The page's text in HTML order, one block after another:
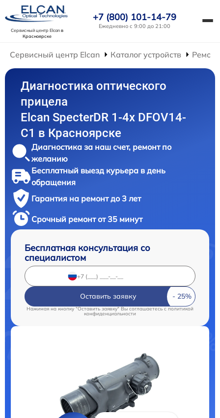
Сервисный центр Elcanв
Красноярске
+7 (800) 101-14-79
Ежедневно с 9:00 до 21:00
Сервисный центр Elcan Каталог устройств
Диагностика оптического
прицела
Elcan SpecterDR 1-4x DFOV14-
C1 в Красноярске
Диагностика за наш счет, ремонт по
желанию
Бесплатный выезд курьера в день
обращения
Гарантия на ремонт до 3 лет
Срочный ремонт от 35 минут
Бесплатная консультация со
специалистом
Оставить заявку
Нажимая на кнопку "Оставить заявку" Вы соглашаетесь c политикой
конфиденциальности